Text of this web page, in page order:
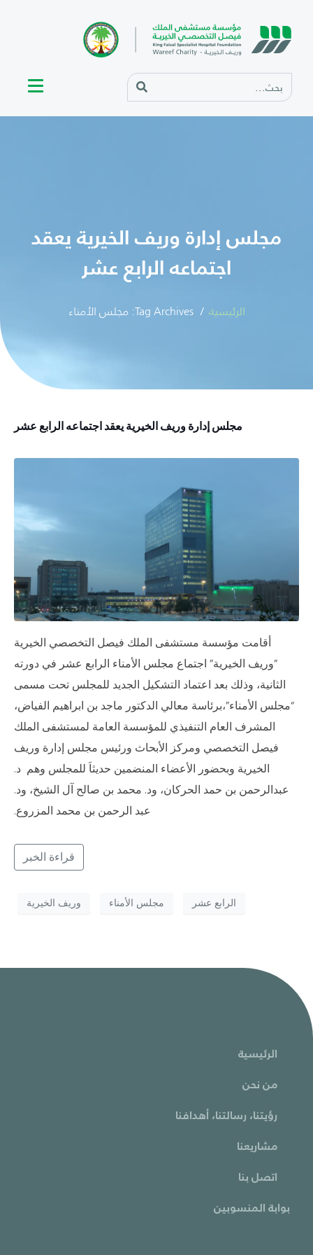
مجلس إدارة وريف الخيرية يعقد
اجتماعه الرابع عشر
الرئيسية Tag Archives: مجلس الأمناء
مجلس إدارة وريف الخيرية يعقد اجتماعه الرابع عشر
أقامت مؤسسة مستشفى الملك فيصل التخصصي الخيرية
”وريف الخيرية” اجتماع مجلس الأمناء الرابع عشر في دورته
الثانية، وذلك بعد اعتماد التشكيل الجديد للمجلس تحت مسمى
“مجلس الأمناء”،برئاسة معالي الدكتور ماجد بن ابراهيم الفياض،
المشرف العام التنفيذي للمؤسسة العامة لمستشفى الملك
فيصل التخصصي ومركز الأبحاث ورئيس مجلس إدارة وريف
الخيرية وبحضور الأعضاء المنضمين حديثاَ للمجلس وهم د.
عبدالرحمن بن حمد الحركان، ود. محمد بن صالح آل الشيخ، ود.
عبد الرحمن بن محمد المزروع.
قراءة الخبر
الرابع عشر مجلس الأمناء وريف الخيرية
الرئيسية
من نحن
رؤيتنا، رسالتنا، أهدافنا
مشاريعنا
اتصل بنا
بوابة المنسوبين